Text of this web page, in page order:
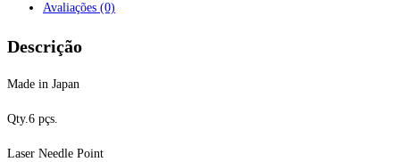
Avaliações (0)
Descrição
Made in Japan
Qty.6 pçs.
Laser Needle Point